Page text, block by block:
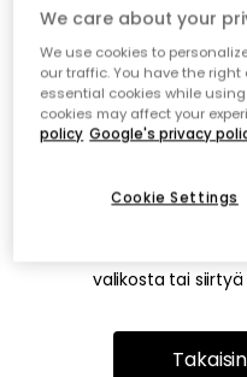
Emme
Tämä voi johtua siitä,
on siirretty muualle.
valikosta tai
We care about your
We use cookies to
our traffic. You have the
essential cookies while
cookies may affect your
policy Google's privacy
Cookie Settings